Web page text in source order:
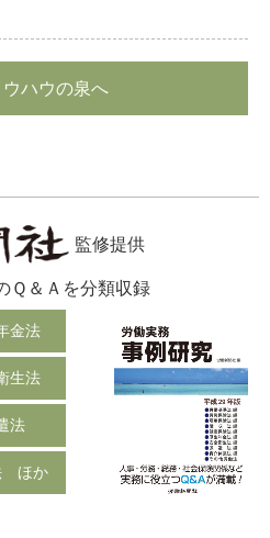
ハウの泉へ
監修提供
Ｑ＆Ａを分類収録
金法
生法
法
ほか